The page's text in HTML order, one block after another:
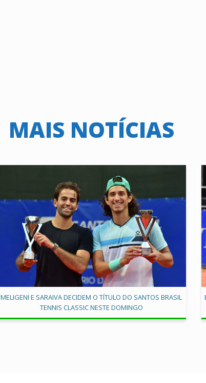
MAIS NOTÍCIAS
MELIGENI E SARAIVA DECIDEM O TÍTULO DO SANTOS BRASIL
TENNIS CLASSIC NESTE DOMINGO